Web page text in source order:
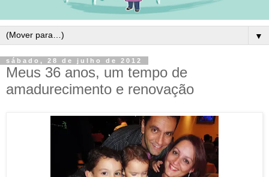
▼
sábado, 28 de julho de 2012
Meus 36 anos, um tempo de
amadurecimento e renovação